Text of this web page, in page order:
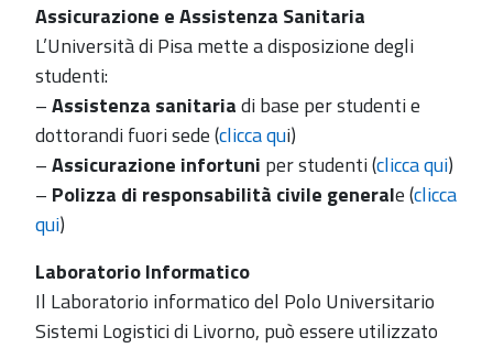
Assicurazione e Assistenza Sanitaria
L’Università di Pisa mette a disposizione degli
studenti:
–Assistenza sanitariadi base per studenti e
dottorandi fuori sede (clicca qui)
–Assicurazione infortuni per studenti (clicca qui)
– Polizza di responsabilità civile generale (clicca
qui)
Laboratorio Informatico
Il Laboratorio informatico del Polo Universitario
Sistemi Logistici di Livorno, può essere utilizzato